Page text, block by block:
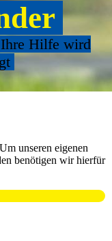
Ihre Hilfe wird
unseren eigenen
benötigen wir hierfür